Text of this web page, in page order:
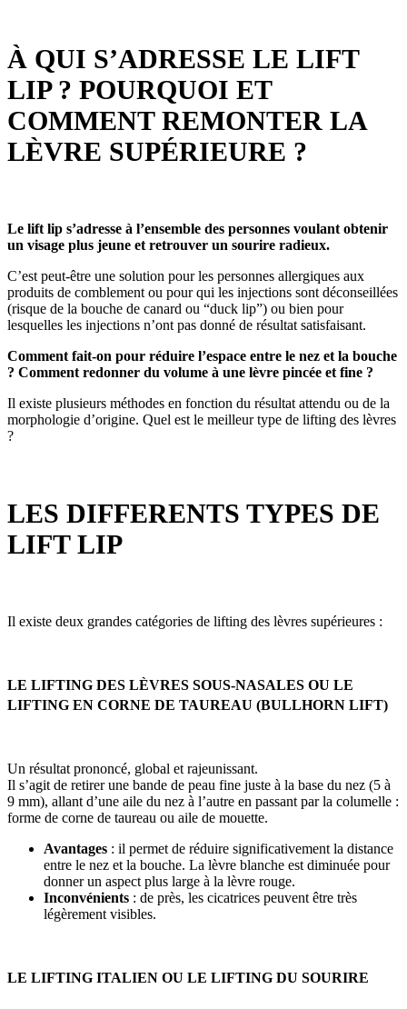
À QUI S’ADRESSE LE LIFT
LIP ? POURQUOI ET
COMMENT REMONTER LA
LÈVRE SUPÉRIEURE ?
Le lift lip s’adresse à l’ensemble des personnes voulant obtenir
un visage plus jeune et retrouver un sourire radieux.
C’est peut-être une solution pour les personnes allergiques aux
produits de comblement ou pour qui les injections sont déconseillées
(risque de la bouche de canard ou “duck lip”) ou bien pour
lesquelles les injections n’ont pas donné de résultat satisfaisant.
Comment fait-on pour réduire l’espace entre le nez et la bouche
? Comment redonner du volume à une lèvre pincée et fine ?
Il existe plusieurs méthodes en fonction du résultat attendu ou de la
morphologie d’origine. Quel est le meilleur type de lifting des lèvres
?
LES DIFFERENTS TYPES DE
LIFT LIP
Il existe deux grandes catégories de lifting des lèvres supérieures :
LE LIFTING DES LÈVRES SOUS-NASALES OU LE
LIFTING EN CORNE DE TAUREAU (BULLHORN LIFT)
Un résultat prononcé, global et rajeunissant.
Il s’agit de retirer une bande de peau fine juste à la base du nez (5 à
9 mm), allant d’une aile du nez à l’autre en passant par la columelle :
forme de corne de taureau ou aile de mouette.
Avantages : il permet de réduire significativement la distance
entre le nez et la bouche. La lèvre blanche est diminuée pour
donner un aspect plus large à la lèvre rouge.
Inconvénients : de près, les cicatrices peuvent être très
légèrement visibles.
LE LIFTING ITALIEN OU LE LIFTING DU SOURIRE